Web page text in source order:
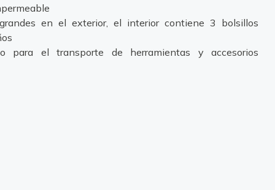
en el exterior, el interior contiene 3 bolsillos
para el transporte de herramientas y accesorios